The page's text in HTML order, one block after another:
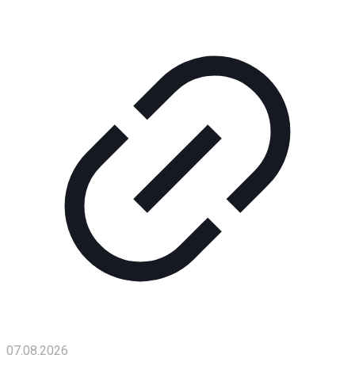
07.08.2026